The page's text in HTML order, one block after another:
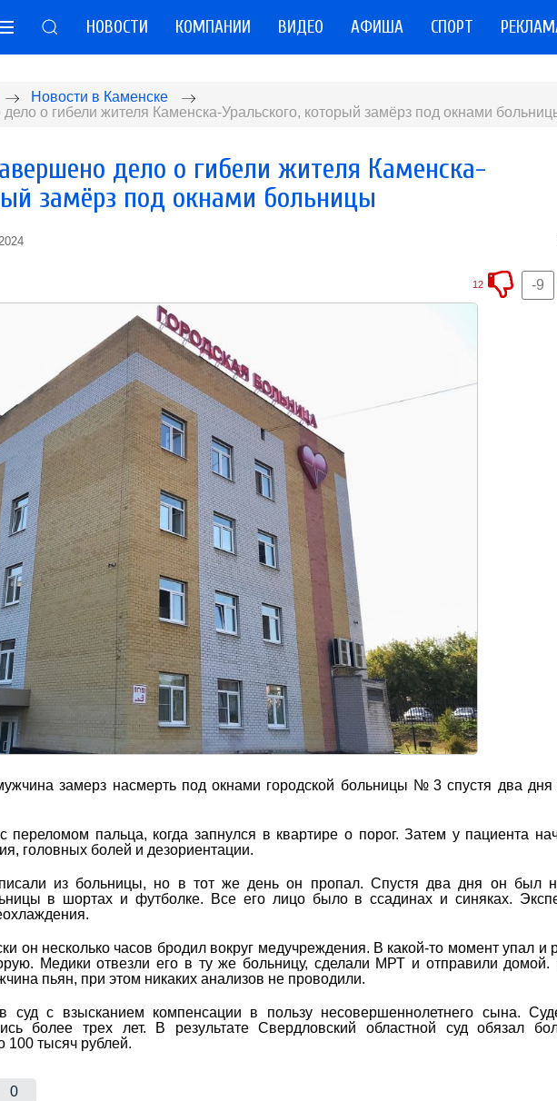
НОВОСТИ КОМПАНИИ ВИДЕО АФИША СПОРТ
Новости в Каменске
о гибели жителя Каменска-Уральского, который замёрз под окнами
дело о гибели жителя Каменска-
замёрз под окнами больницы
-9
12
замерз насмерть под окнами городской больницы № 3 спустя два дня
пальца, когда запнулся в квартире о порог. Затем у пациента
головных болей и дезориентации.
из больницы, но в тот же день он пропал. Спустя два дня он был
в шортах и футболке. Все его лицо было в ссадинах и синяках.
он несколько часов бродил вокруг медучреждения. В какой-то момент упал и
Медики отвезли его в ту же больницу, сделали МРТ и отправили домой.
пьян, при этом никаких анализов не проводили.
суд с взысканием компенсации в пользу несовершеннолетнего сына.
более трех лет. В результате Свердловский областной суд обязал
100 тысяч рублей.
0